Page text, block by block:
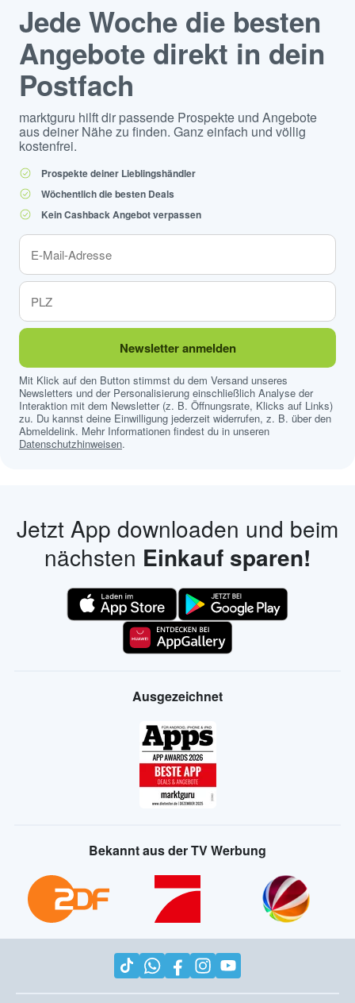
Jede Woche die besten
Angebote direkt in dein
Postfach
marktguru hilft dir passende Prospekte und Angebote
aus deiner Nähe zu finden. Ganz einfach und völlig
kostenfrei.
Prospekte deiner Lieblingshändler
Wöchentlich die besten Deals
Kein Cashback Angebot verpassen
Newsletter anmelden
Mit Klick auf den Button stimmst du dem Versand unseres
Newsletters und der Personalisierung einschließlich Analyse der
Interaktion mit dem Newsletter (z. B. Öffnungsrate, Klicks auf Links)
zu. Du kannst deine Einwilligung jederzeit widerrufen, z. B. über den
Abmeldelink. Mehr Informationen findest du in unseren
Datenschutzhinweisen.
Jetzt App downloaden und beim
nächsten Einkauf sparen!
Ausgezeichnet
Bekannt aus der TV Werbung